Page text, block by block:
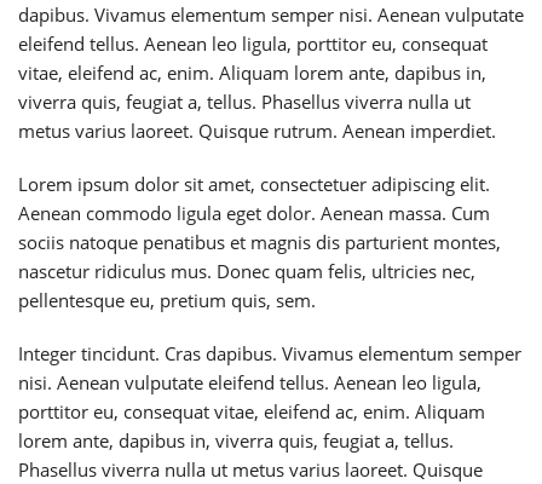
dapibus. Vivamus elementum semper nisi. Aenean vulputate
eleifend tellus. Aenean leo ligula, porttitor eu, consequat
vitae, eleifend ac, enim. Aliquam lorem ante, dapibus in,
viverra quis, feugiat a, tellus. Phasellus viverra nulla ut
metus varius laoreet. Quisque rutrum. Aenean imperdiet.
Lorem ipsum dolor sit amet, consectetuer adipiscing elit.
Aenean commodo ligula eget dolor. Aenean massa. Cum
sociis natoque penatibus et magnis dis parturient montes,
nascetur ridiculus mus. Donec quam felis, ultricies nec,
pellentesque eu, pretium quis, sem.
Integer tincidunt. Cras dapibus. Vivamus elementum semper
nisi. Aenean vulputate eleifend tellus. Aenean leo ligula,
porttitor eu, consequat vitae, eleifend ac, enim. Aliquam
lorem ante, dapibus in, viverra quis, feugiat a, tellus.
Phasellus viverra nulla ut metus varius laoreet. Quisque